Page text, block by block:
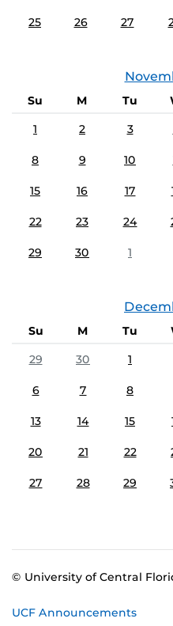
25 26 27
Su M Tu
1
2 3
8 9 10
15 16 17
22 23 24
29 30 1
Su M Tu
29
30 1
6 7 8
13 14 15
20 21 22
27 28 29
© University of Central
UCF Announcements